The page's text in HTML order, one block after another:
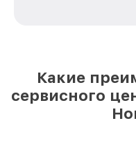
Какие
сервисного